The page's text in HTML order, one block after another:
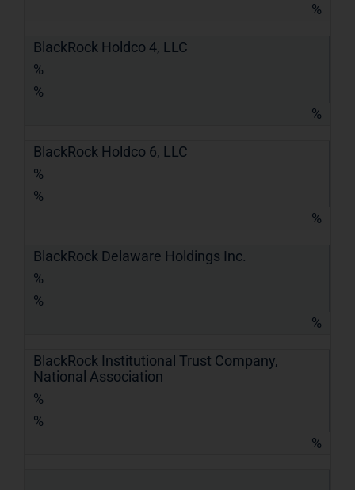
%
BlackRock Holdco 4, LLC
%
%
%
BlackRock Holdco 6, LLC
%
%
%
BlackRock Delaware Holdings Inc.
%
%
%
BlackRock Institutional Trust Company,
National Association
%
%
%